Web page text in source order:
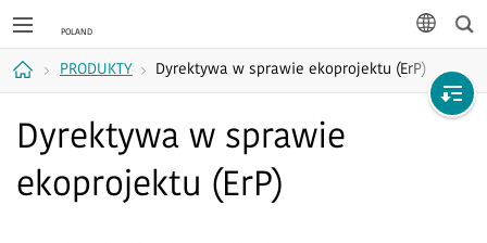
główna
PRODUKTY Dyrektywa w sprawie ekoprojektu (ErP)
Dyrektywa w sprawie
ekoprojektu (ErP)